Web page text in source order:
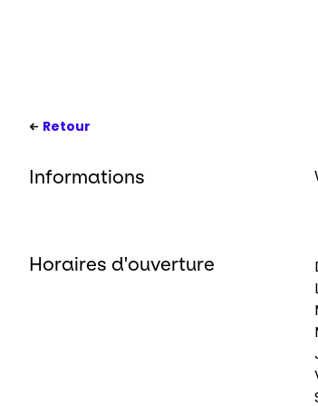
Retour
Informations
Horaires d'ouverture